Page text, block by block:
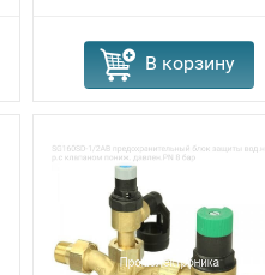
В корзину